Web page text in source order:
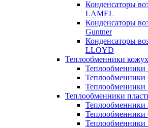
Конденсаторы
LAMEL
Конденсаторы
Guntner
Конденсаторы
LLOYD
Теплообменники
Теплообменники
Теплообменники
Теплообменники
Теплообменники
Теплообменники